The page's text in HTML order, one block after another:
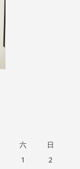
六
日
1
2